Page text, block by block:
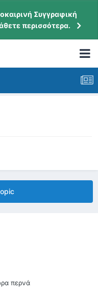
Συγγραφική
περισσότερα.
περνά